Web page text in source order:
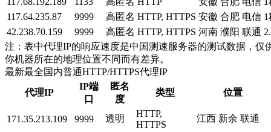
117.64.235.87
9999 高匿名 HTTP, HTTPS 安徽 合肥 电信 1
42.238.70.159
9999 高匿名 HTTP, HTTPS 河南 濮阳 联通
注：表中代理IP的响应速度是中国测速服务器的测试数据，仅
你机器所在的地理位置不同而有差异。
最新最全国内普通HTTP/HTTPS代理IP
代理IP
IP端
口
匿名
度
类型 位置
171.35.213.109 9999 透明
HTTP,
HTTPS
江西 新余 联通